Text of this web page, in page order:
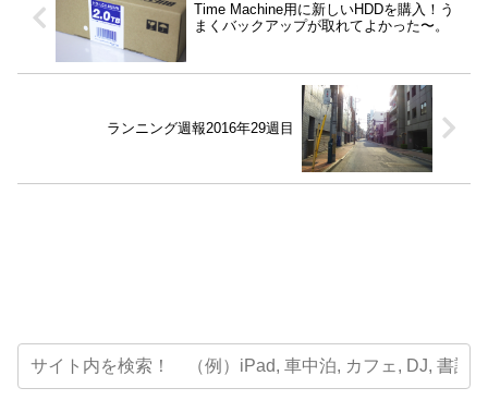
Time Machine用に新しいHDDを購入！う
まくバックアップが取れてよかった〜。
ランニング週報2016年29週目